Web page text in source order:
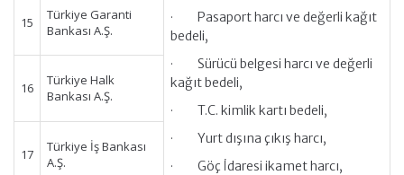
· Pasaport harcı ve değerli kağıt
bedeli,
· Sürücü belgesi harcı ve değerli
kağıt bedeli,
· T.C. kimlik kartı bedeli,
· Yurt dışına çıkış harcı,
· Göç İdaresi ikamet harcı,
15
Türkiye Garanti
Bankası A.Ş.
16
Türkiye Halk
Bankası A.Ş.
17
Türkiye İş Bankası
A.Ş.